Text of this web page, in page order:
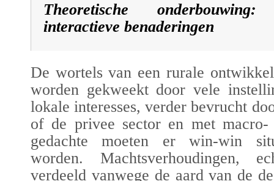
Theoretische
interactieve benaderingen
De wortels van een rurale
worden gekweekt door vele
lokale interesses, verder bevrucht
of de privee sector en met
gedachte moeten er win-win
worden. Machtsverhoudingen,
verdeeld vanwege de aard van de